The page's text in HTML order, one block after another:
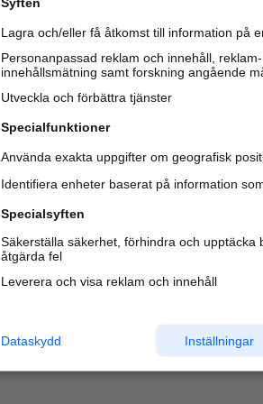
Varje vecka besöker du och 4 miljoner
oss för att hitta rätt lokal information
Lagra och/eller få åtkomst till information på
Personanpassad reklam och innehåll,
innehållsmätning samt forskning angående
Utveckla och förbättra tjänster
Specialfunktioner
Använda exakta uppgifter om geografisk
Identifiera enheter baserat på information
Specialsyften
Säkerställa säkerhet, förhindra och upptäcka
åtgärda fel
Leverera och visa reklam och innehåll
Inställningar
Dataskydd